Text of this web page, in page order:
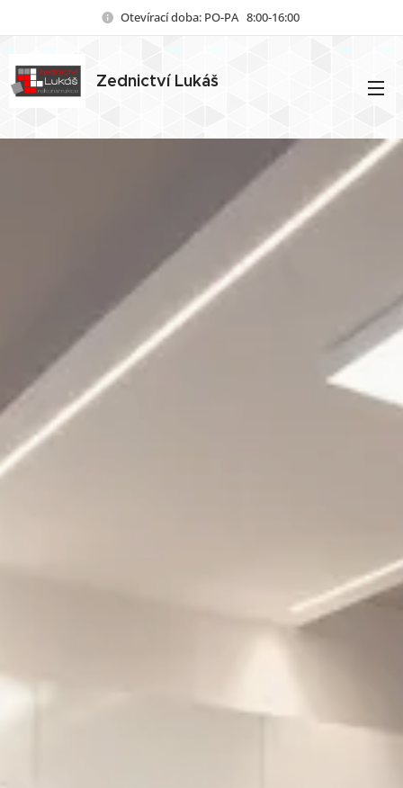
Otevírací doba: PO-PA 8:00-16:00
ZednictvíLukáš